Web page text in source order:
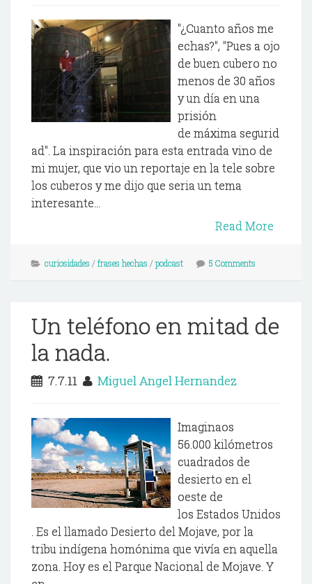
"¿Cuanto años me
echas?", "Pues a ojo
de buen cubero no
menos de 30 años
y un día en una
prisión
de máxima segurid
ad". La inspiración para esta entrada vino de
mi mujer, que vio un reportaje en la tele sobre
los cuberos y me dijo que seria un tema
interesante...
Read More
curiosidades / frases hechas / podcast 5 Comments
Un teléfono en mitad de
la nada.
7.7.11 Miguel Angel Hernandez
Imaginaos
56.000 kilómetros
cuadrados de
desierto en el
oeste de
los Estados Unidos
. Es el llamado Desierto del Mojave, por la
tribu indígena homónima que vivía en aquella
zona. Hoy es el Parque Nacional de Mojave. Y